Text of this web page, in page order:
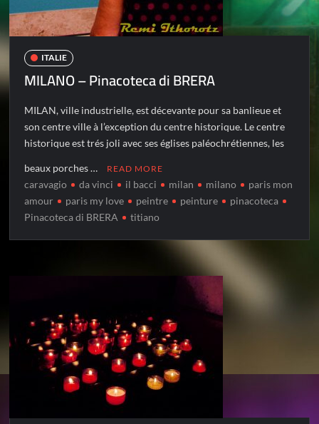
ITALIE
MILANO – Pinacoteca di BRERA
MILAN, ville industrielle, est décevante pour sa banlieue et
son centre ville à l’exception du centre historique. Le centre
historique est trés joli avec ses églises paléochrétiennes, les
beaux porches … READ MORE
caravagio da vinci il bacci milan milano
paris mon
amour
paris my love peintre peinture
pinacoteca
Pinacoteca di BRERA
titiano